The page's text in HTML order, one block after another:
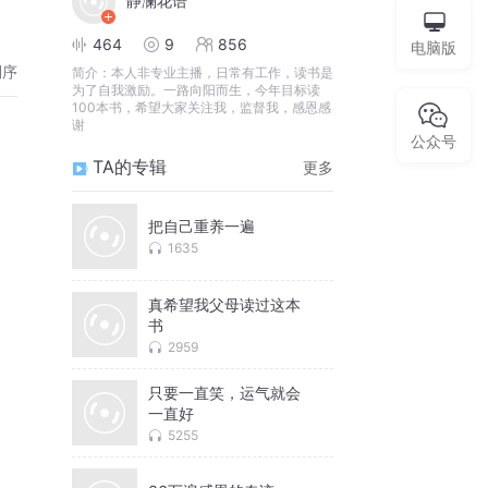
464 9 856
简介： 本人非专业主播，日常有工作，读书是
为了自我激励。一路向阳而生，今年目标读
100本书，希望大家关注我，监督我，感恩感
谢
TA的专辑 更多
把自己重养一遍
1635
真希望我父母读过这本
书
2959
只要一直笑，运气就会
一直好
5255
电脑版
公众号